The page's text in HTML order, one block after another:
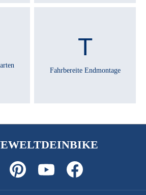
:
Fahrbereite Endmontage